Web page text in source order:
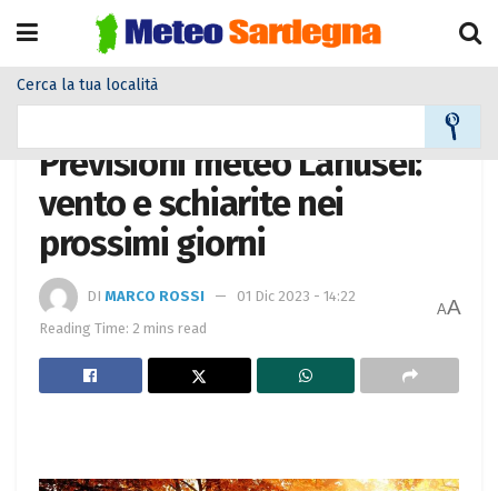
Cerca la tua località
Previsioni meteo Lanusei:
vento e schiarite nei
prossimi giorni
DI MARCO ROSSI
01 Dic 2023 - 14:22
Reading Time: 2 mins read
AA